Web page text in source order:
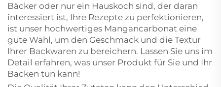
Bäcker oder nur ein Hauskoch sind, der daran
interessiert ist, Ihre Rezepte zu perfektionieren,
ist unser hochwertiges Mangancarbonat eine
gute Wahl, um den Geschmack und die Textur
Ihrer Backwaren zu bereichern. Lassen Sie uns im
Detail erfahren, was unser Produkt für Sie und Ihr
Backen tun kann!